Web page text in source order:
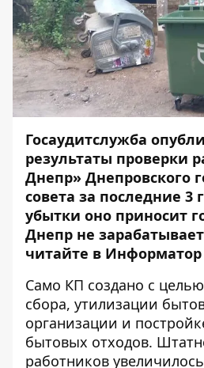
Госаудитслужба
результаты проверки
Днепр» Днепровского
совета за последние 3
убытки оно приносит
Днепр не
читайте в
Само КП создано с
сбора, утилизации
организации и
бытовых отходов.
работников